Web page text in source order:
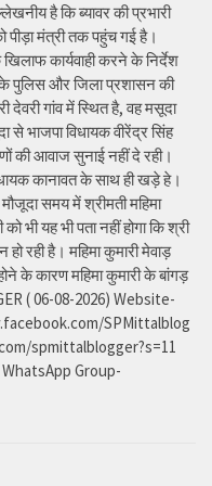
है कि ब्यावर की प्रभारी
पीड़ा मंत्री तक पहुंच गई है।
कार्यवाही करने के निर्देश
के पुलिस और जिला प्रशासन की
गांव में स्थित है, वह मसूदा
से भाजपा विधायक वीरेंद्र सिंह
की आवाज सुनाई नहीं दे रही।
कानावत के साथ ही खड़े हे।
समय में श्रीमती महिमा
भी यह भी पता नहीं होगा कि श्री
रही है। महिमा कुमारी मेवाड़
के कारण महिमा कुमारी के बांगड़
( 06-08-2026) Website-
SPMittalblog
spmittalblogger?s=11
Group-